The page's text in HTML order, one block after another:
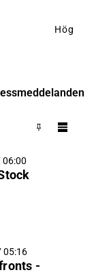
Hög
06:00
05:16
-